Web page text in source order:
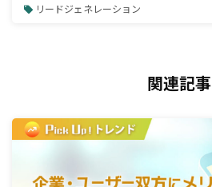
リードジェネレーション
関連記事